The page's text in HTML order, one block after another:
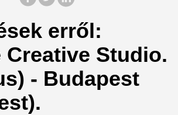
erről:
Creative Studio.
- Budapest